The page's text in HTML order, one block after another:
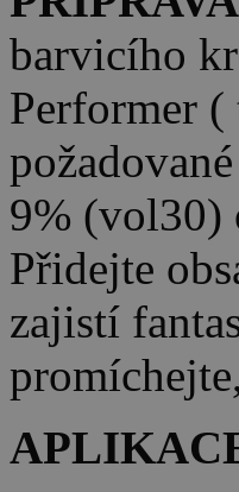
barvicího
Performer
9% (vol30)
Přidejte
zajistí